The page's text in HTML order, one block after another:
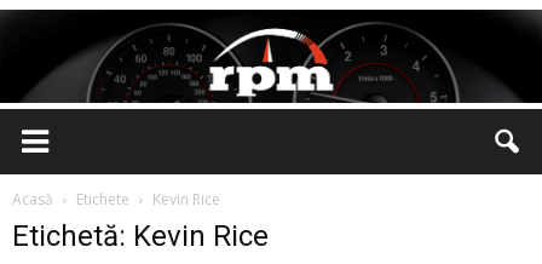
Acasă Etichete Kevin Rice
Etichetă: Kevin Rice